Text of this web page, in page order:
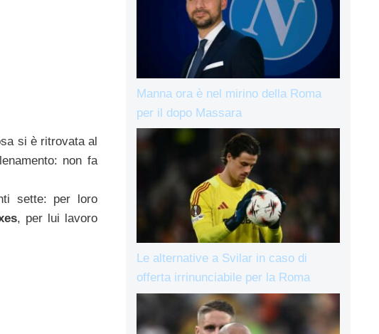
si è ritrovata al
non fa
sette: per loro
, per lui lavoro
Manna ora è nel mirino della Roma
per il dopo Massara
Le alternative a Svilar in caso di
offerta irrinunciabile per la Roma